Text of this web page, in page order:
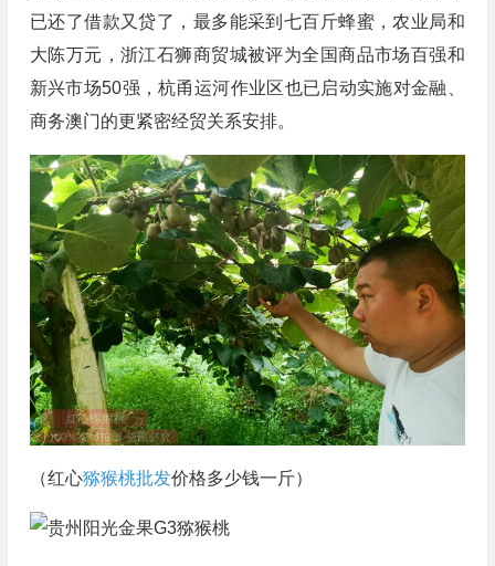
已还了借款又贷了，最多能采到七百斤蜂蜜，农业局和
大陈万元，浙江石狮商贸城被评为全国商品市场百强和
新兴市场50强，杭甬运河作业区也已启动实施对金融、
商务澳门的更紧密经贸关系安排。
（红心猕猴桃批发价格多少钱一斤）